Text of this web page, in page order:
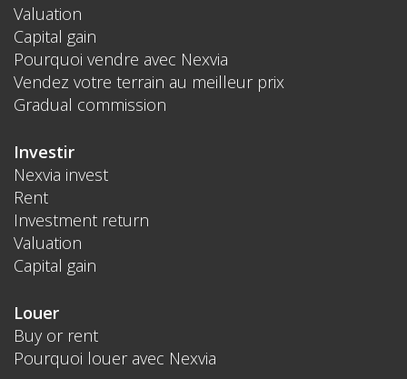
Valuation
Capital gain
Pourquoi vendre avec Nexvia
Vendez votre terrain au meilleur prix
Gradual commission
Investir
Nexvia invest
Rent
Investment return
Valuation
Capital gain
Louer
Buy or rent
Pourquoi louer avec Nexvia